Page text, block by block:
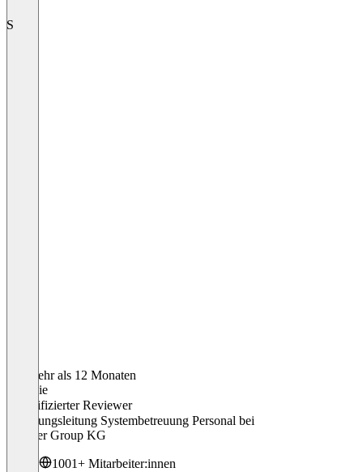
S
Vor mehr als 12 Monaten
Stefanie
Verifizierter Reviewer
Abteilungsleitung Systembetreuung Personal bei
Lindner Group KG
1001+ Mitarbeiter:innen